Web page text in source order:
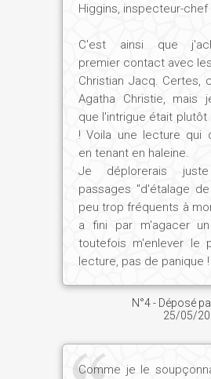
Higgins, inspecteur-chef
C'est ainsi que
premier contact avec
Christian Jacq. Certes,
Agatha Christie, mais
que l'intrigue était plutôt
! Voila une lecture qui
en tenant en haleine.
Je déplorerais
passages "d'étalage
peu trop fréquents à
a fini par m'agacer
toutefois m'enlever le
lecture, pas de panique !
N°4 - Déposé
25/05/
Comme je le